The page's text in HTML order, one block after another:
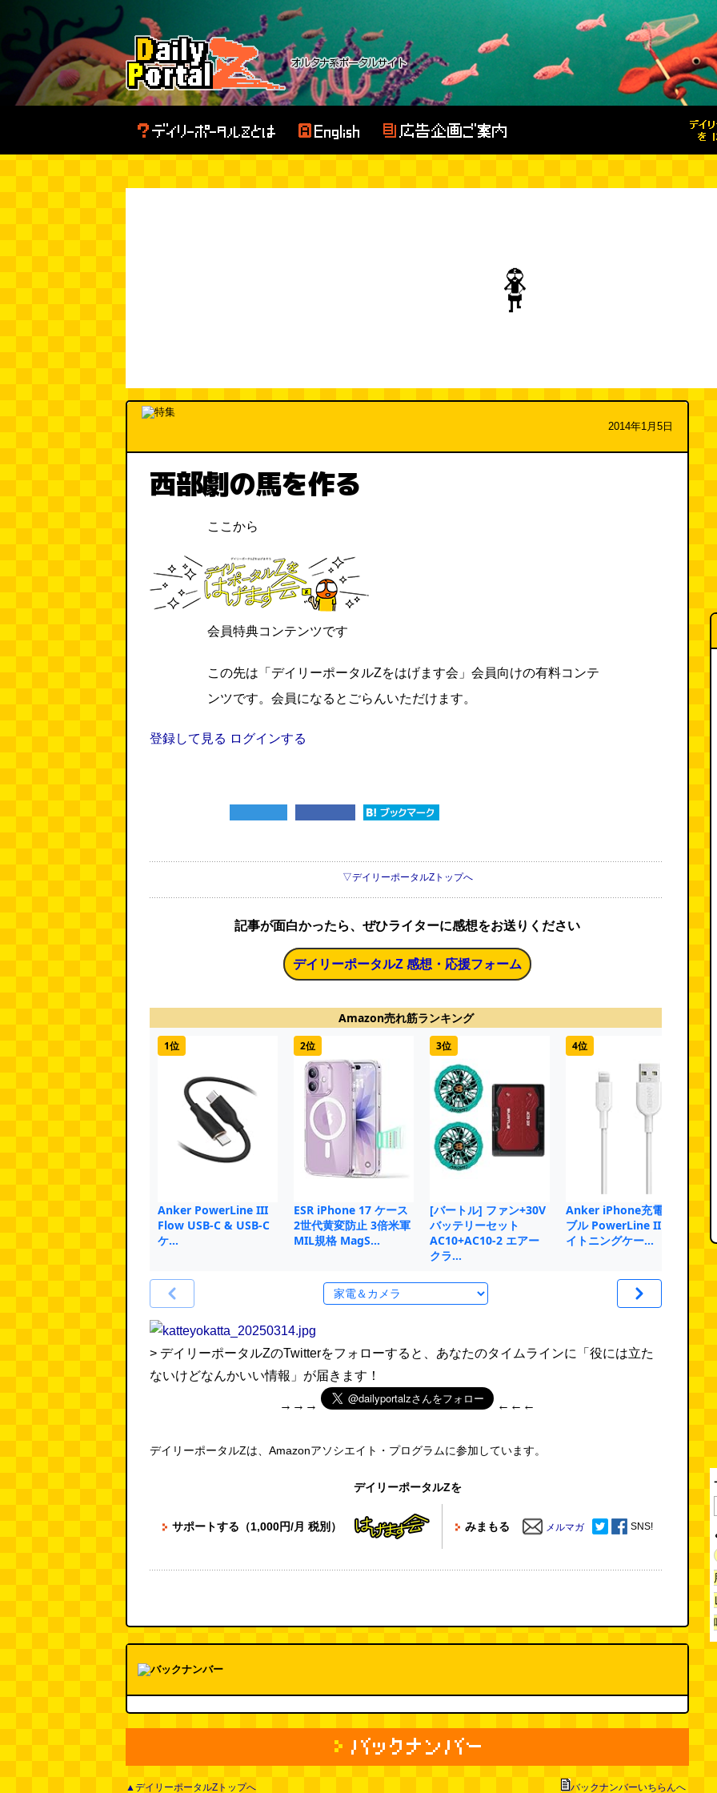
2014年1月5日
西部劇の馬を作る
ここから
会員特典コンテンツです
この先は「デイリーポータルZをはげます会」会員向けの有料コンテ
ンツです。会員になるとごらんいただけます。
登録して見る ログインする
▽デイリーポータルZトップへ
記事が面白かったら、ぜひライターに感想をお送りください
デイリーポータルZ 感想・応援フォーム
Amazon売れ筋ランキング
1位
Anker PowerLine III
Flow USB-C & USB-C
ケ…
2位
ESR iPhone 17 ケース
2世代黄変防止 3倍米軍
MIL規格 MagS…
3位
[バートル] ファン+30V
バッテリーセット
AC10+AC10-2 エアー
クラ…
4位
Anker iPhone充電ケー
ブル PowerLine II ラ
イトニングケー…
> デイリーポータルZのTwitterをフォローすると、あなたのタイムラインに「役には立た
ないけどなんかいい情報」が届きます！
→→→ ←←←
デイリーポータルZは、Amazonアソシエイト・プログラムに参加しています。
デイリーポータルZを
サポートする（1,000円/月 税別） みまもる メルマガ SNS!
▲デイリーポータルZトップへ バックナンバーいちらんへ